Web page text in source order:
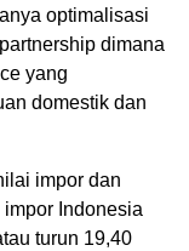
optimalisasi
dimana
yang
domestik dan
impor dan
Indonesia
turun 19,40